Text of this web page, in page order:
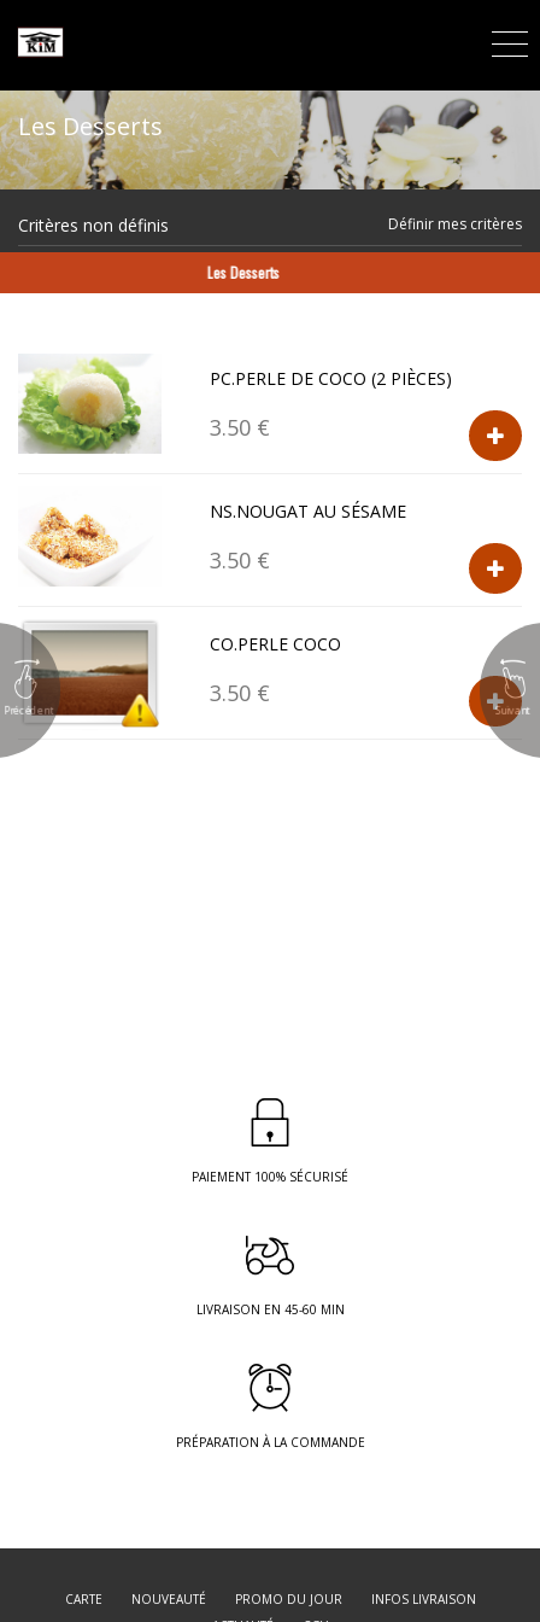
Les Desserts
Critères non définis Définir mes critères
Les Desserts
PC.PERLE DE COCO (2 PIÈCES)
3.50 €
NS.NOUGAT AU SÉSAME
3.50 €
CO.PERLE COCO
3.50 €
Suivant
Précédent
PAIEMENT 100% SÉCURISÉ
LIVRAISON EN 45-60 MIN
PRÉPARATION À LA COMMANDE
CARTE NOUVEAUTÉ PROMO DU JOUR
INFOS LIVRAISON